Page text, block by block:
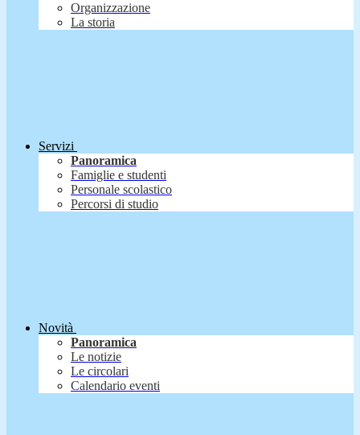
Organizzazione
La storia
Servizi
Panoramica
Famiglie e studenti
Personale scolastico
Percorsi di studio
Novità
Panoramica
Le notizie
Le circolari
Calendario eventi